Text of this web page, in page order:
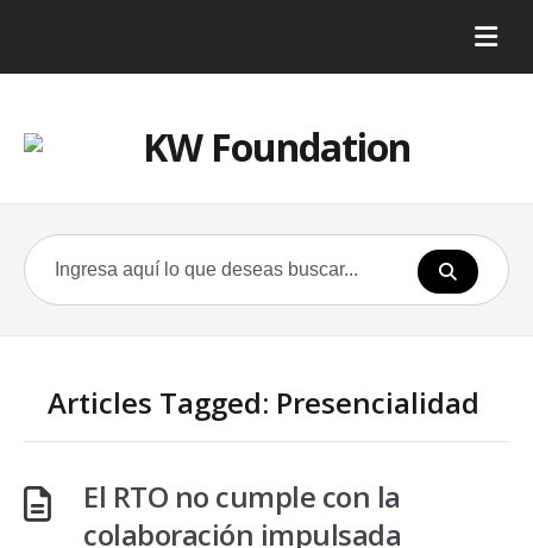
Articles Tagged: Presencialidad
El RTO no cumple con la
colaboración impulsada